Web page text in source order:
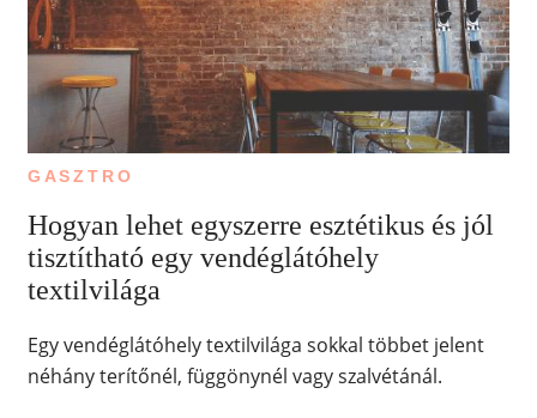
GASZTRO
Hogyan lehet egyszerre esztétikus és jól
tisztítható egy vendéglátóhely
textilvilága
Egy vendéglátóhely textilvilága sokkal többet jelent
néhány terítőnél, függönynél vagy szalvétánál.